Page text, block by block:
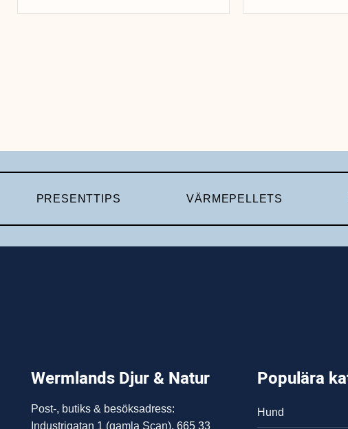
PRESENTTIPS VÄRMEPELLETS
Wermlands Djur & Natur
Post-, butiks & besöksadress:
Industrigatan 1 (gamla Scan), 665 33
Populära
Hund